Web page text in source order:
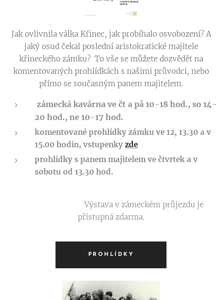
Jak ovlivnila válka Křinec, jak probíhalo osvobození? A
jaký osud čekal poslední aristokratické majitele
křineckého zámku? To vše se můžete dozvědět na
komentovaných prohlídkách s našimi průvodci, nebo
přímo se současným panem majitelem.
zámecká kavárna ve čt a pá 10-18 hod., so 14-
20 hod., ne 10-17 hod.
komentované prohlídky zámku ve 12, 13.30 a v
15.00 hodin, vstupenky zde
prohlídky s panem majitelem ve čtvrtek a v
sobotu od 13.30 hod.
Výstava v zámeckém průjezdu je
přístupná zdarma.
PROHLÍDKY